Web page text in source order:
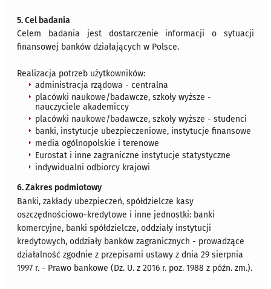
5. Cel badania
Celem badania jest dostarczenie informacji o sytuacji
finansowej banków działających w Polsce.
Realizacja potrzeb użytkowników:
administracja rządowa - centralna
placówki naukowe/badawcze, szkoły wyższe -
nauczyciele akademiccy
placówki naukowe/badawcze, szkoły wyższe - studenci
banki, instytucje ubezpieczeniowe, instytucje finansowe
media ogólnopolskie i terenowe
Eurostat i inne zagraniczne instytucje statystyczne
indywidualni odbiorcy krajowi
6. Zakres podmiotowy
Banki, zakłady ubezpieczeń, spółdzielcze kasy
oszczędnościowo-kredytowe i inne jednostki: banki
komercyjne, banki spółdzielcze, oddziały instytucji
kredytowych, oddziały banków zagranicznych - prowadzące
działalność zgodnie z przepisami ustawy z dnia 29 sierpnia
1997 r. - Prawo bankowe (Dz. U. z 2016 r. poz. 1988 z późn. zm.).